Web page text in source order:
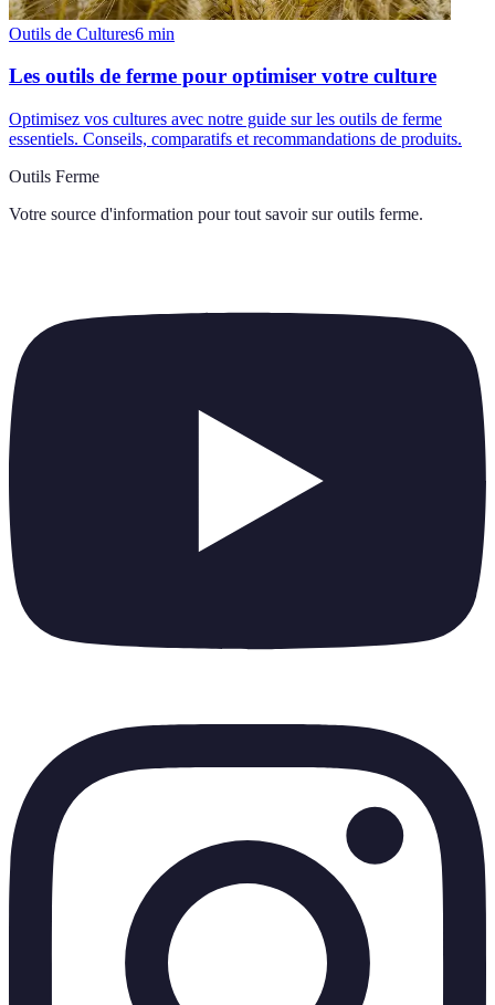
Outils de Cultures6 min
Les outils de ferme pour optimiser votre culture
Optimisez vos cultures avec notre guide sur les outils de ferme
essentiels. Conseils, comparatifs et recommandations de produits.
Outils Ferme
Votre source d'information pour tout savoir sur outils ferme.